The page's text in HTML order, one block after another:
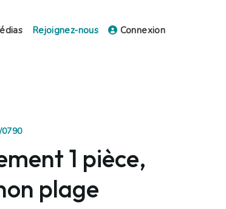
Rejoignez-nous Connexion
1 pièce,
plage